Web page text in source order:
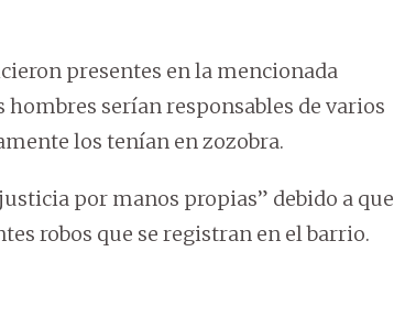
presentes en la mencionada
serían responsables de varios
los tenían en zozobra.
por manos propias” debido a que
robos que se registran en el barrio.